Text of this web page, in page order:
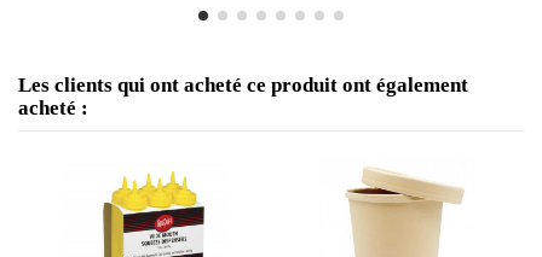
Les clients qui ont acheté ce produit ont également
acheté :